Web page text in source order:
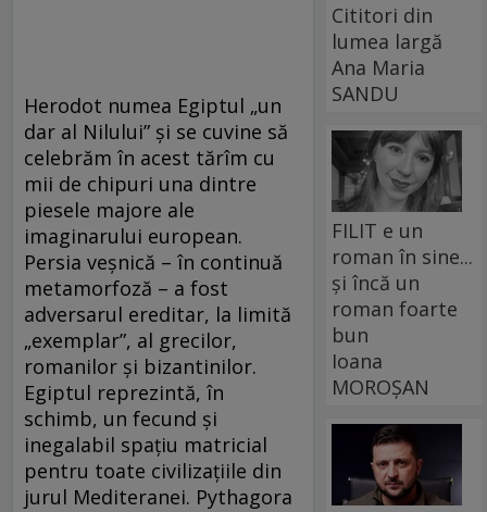
Herodot numea Egiptul „un
dar al Nilului” și se cuvine să
celebrăm în acest tărîm cu
mii de chipuri una dintre
piesele majore ale
imaginarului european.
Persia veșnică – în continuă
metamorfoză – a fost
adversarul ereditar, la limită
„exemplar”, al grecilor,
romanilor și bizantinilor.
Egiptul reprezintă, în
schimb, un fecund și
inegalabil spațiu matricial
pentru toate civilizațiile din
jurul Mediteranei. Pythagora
Cititori din
lumea largă
Ana Maria
SANDU
FILIT e un
roman în sine...
și încă un
roman foarte
bun
Ioana
MOROȘAN